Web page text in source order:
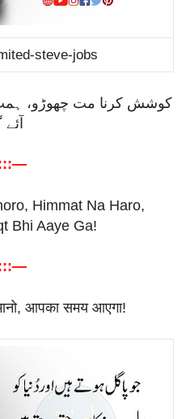
steve-jobs
کوشش کرنا مت چھوڑو، ہمت
آئے
Himmat Na Haro,
Bhi Aaye Ga!
, आपका समय आएगा!